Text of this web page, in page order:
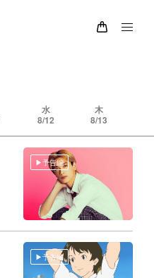
水
8/12
木
8/13
予告編
予告編